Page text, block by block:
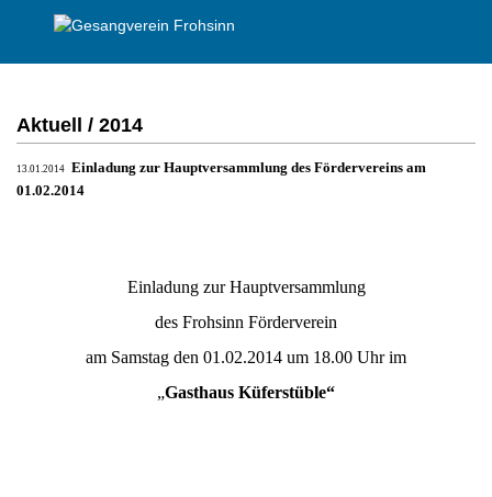
Aktuell / 2014
13.01.2014 Einladung zur Hauptversammlung des Fördervereins am
01.02.2014
Einladung zur Hauptversammlung
des Frohsinn Förderverein
am Samstag den 01.02.2014 um 18.00 Uhr im
„Gasthaus Küferstüble“